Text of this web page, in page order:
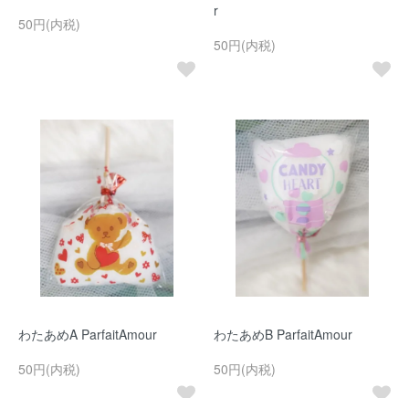
50円(内税)
r
50円(内税)
わたあめA ParfaitAmour
50円(内税)
わたあめB ParfaitAmour
50円(内税)